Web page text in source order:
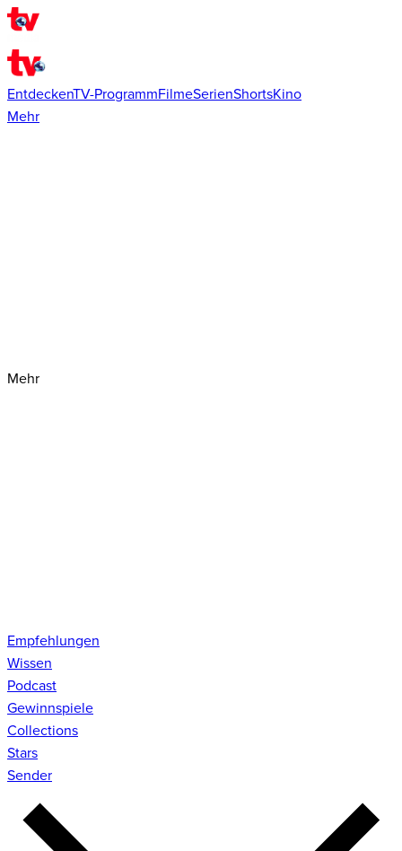
EntdeckenTV-ProgrammFilmeSerienShortsKino
Mehr
Mehr
Empfehlungen
Wissen
Podcast
Gewinnspiele
Collections
Stars
Sender